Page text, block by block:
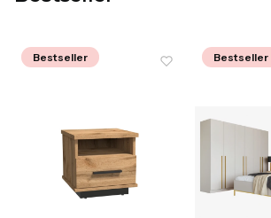
Bestseller Bestseller